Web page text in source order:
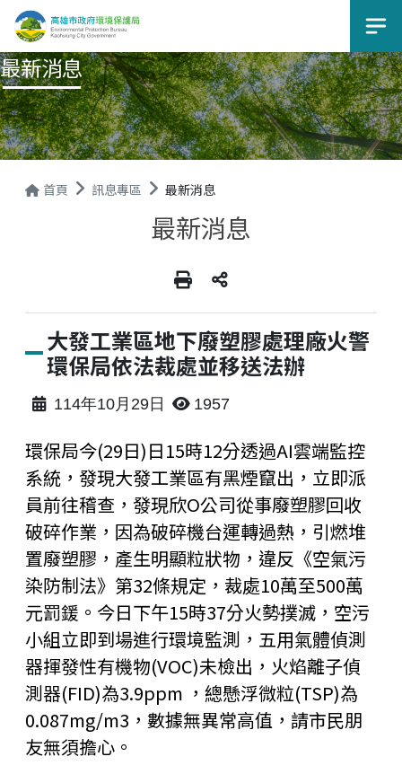
選
最新消息
首頁 訊息專區 最新消息
最新消息
大發工業區地下廢塑膠處理廠火警
環保局依法裁處並移送法辦
114年10月29日 1957
環保局今(29日)日15時12分透過AI雲端監控
系統，發現大發工業區有黑煙竄出，立即派
員前往稽查，發現欣O公司從事廢塑膠回收
破碎作業，因為破碎機台運轉過熱，引燃堆
置廢塑膠，產生明顯粒狀物，違反《空氣污
染防制法》第32條規定，裁處10萬至500萬
元罰鍰。今日下午15時37分火勢撲滅，空污
小組立即到場進行環境監測，五用氣體偵測
器揮發性有機物(VOC)未檢出，火焰離子偵
測器(FID)為3.9ppm ，總懸浮微粒(TSP)為
0.087mg/m3，數據無異常高值，請市民朋
友無須擔心。